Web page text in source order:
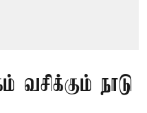
வசிக்கும் நாடு